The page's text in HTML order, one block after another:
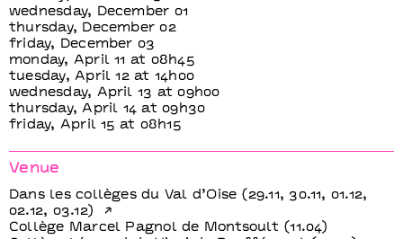
wednesday, December 01
thursday, December 02
friday, December 03
monday, April 11 at 08h45
tuesday, April 12 at 14h00
wednesday, April 13 at 09h00
thursday, April 14 at 09h30
friday, April 15 at 08h15
Venue
Dans les collèges du Val d’Oise (29.11, 30.11, 01.12,
02.12, 03.12)
Collège Marcel Pagnol de Montsoult (11.04)